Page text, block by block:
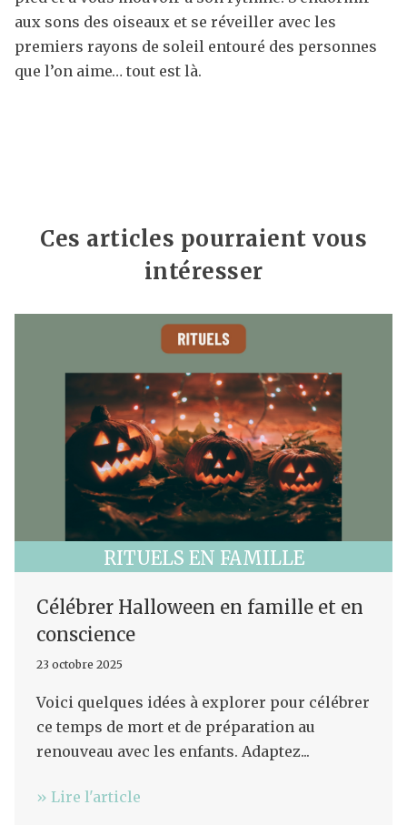
aux sons des oiseaux et se réveiller avec les
premiers rayons de soleil entouré des personnes
que l’on aime… tout est là.
Ces articles pourraient vous
intéresser
RITUELS EN FAMILLE
Célébrer Halloween en famille et en
conscience
23 octobre 2025
Voici quelques idées à explorer pour célébrer
ce temps de mort et de préparation au
renouveau avec les enfants. Adaptez...
» Lire l'article
Fermer